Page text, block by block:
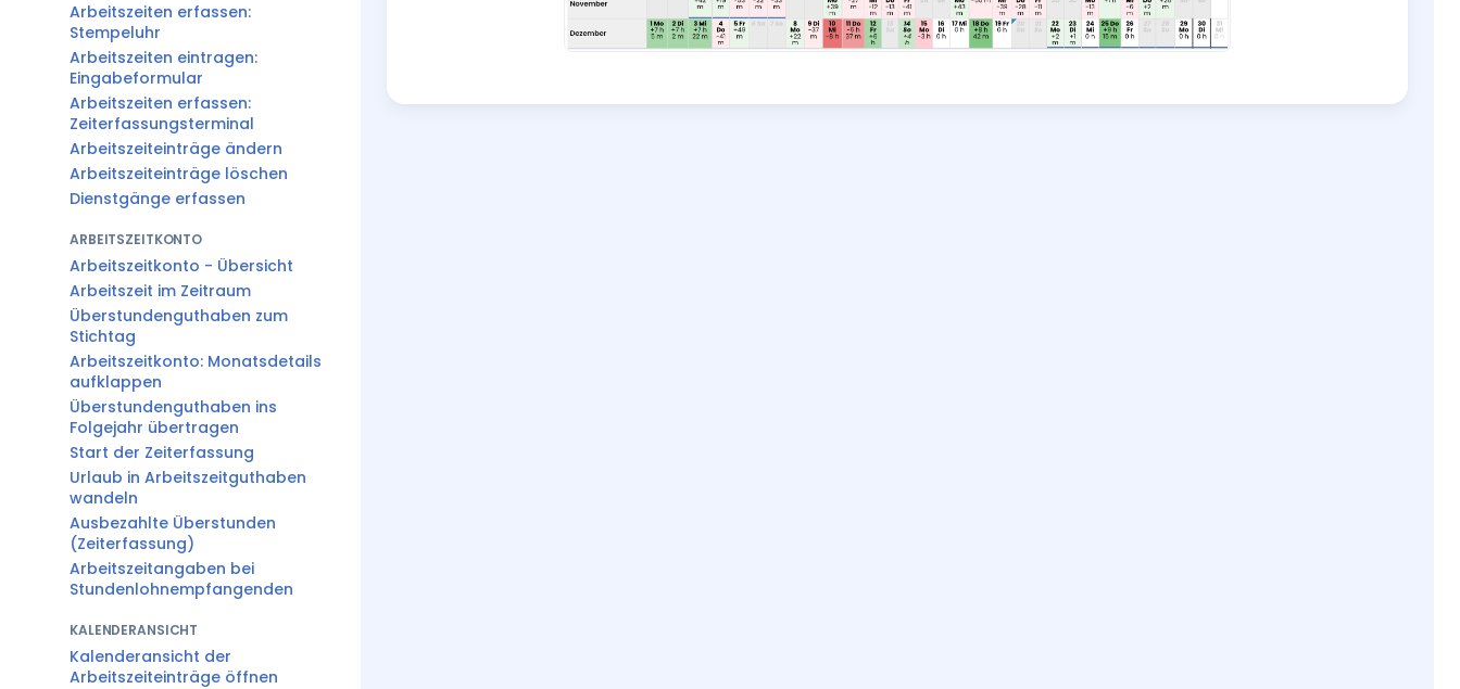
Arbeitszeiten erfassen:
Stempeluhr
Arbeitszeiten eintragen:
Eingabeformular
Arbeitszeiten erfassen:
Zeiterfassungsterminal
Arbeitszeiteinträge ändern
Arbeitszeiteinträge löschen
Dienstgänge erfassen
ARBEITSZEITKONTO
Arbeitszeitkonto - Übersicht
Arbeitszeit im Zeitraum
Überstundenguthaben zum
Stichtag
Arbeitszeitkonto: Monatsdetails
aufklappen
Überstundenguthaben ins
Folgejahr übertragen
Start der Zeiterfassung
Urlaub in Arbeitszeitguthaben
wandeln
Ausbezahlte Überstunden
(Zeiterfassung)
Arbeitszeitangaben bei
Stundenlohnempfangenden
KALENDERANSICHT
Kalenderansicht der
Arbeitszeiteinträge öffnen